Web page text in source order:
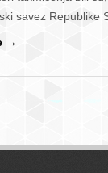
savez Republike
→